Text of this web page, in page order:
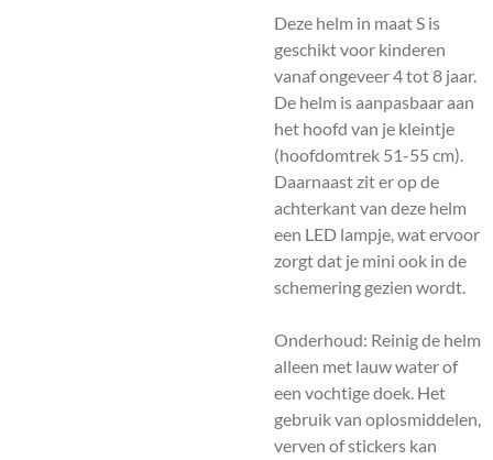
Deze helm in maat S is
geschikt voor kinderen
vanaf ongeveer 4 tot 8 jaar.
De helm is aanpasbaar aan
het hoofd van je kleintje
(hoofdomtrek 51-55 cm).
Daarnaast zit er op de
achterkant van deze helm
een LED lampje, wat ervoor
zorgt dat je mini ook in de
schemering gezien wordt.
Onderhoud: Reinig de helm
alleen met lauw water of
een vochtige doek. Het
gebruik van oplosmiddelen,
verven of stickers kan